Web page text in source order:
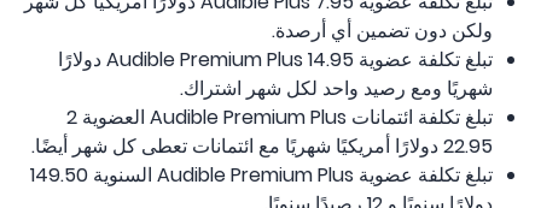
ولكن دون تضمين أي أرصدة.
تبلغ تكلفة عضوية Audible Premium Plus 14.95 دولارًا
شهريًا ومع رصيد واحد لكل شهر اشتراك.
تبلغ تكلفة ائتمانات Audible Premium Plus العضوية 2
22.95 دولارًا أمريكيًا شهريًا مع ائتمانات تعطى كل شهر أيضًا.
تبلغ تكلفة عضوية Audible Premium Plus السنوية 149.50